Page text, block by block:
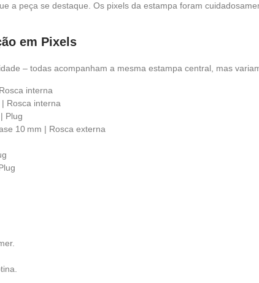
a peça se destaque. Os pixels da estampa foram
em Pixels
– todas acompanham a mesma estampa central, mas
interna
Rosca interna
Plug
10 mm | Rosca externa